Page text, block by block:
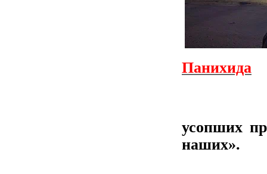
Панихида
усопших
наших».